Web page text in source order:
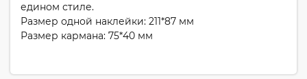
едином стиле.
Размер одной наклейки: 211*87 мм
Размер кармана: 75*40 мм